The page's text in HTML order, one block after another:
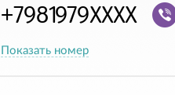
+7981979XXXX
Показать номер